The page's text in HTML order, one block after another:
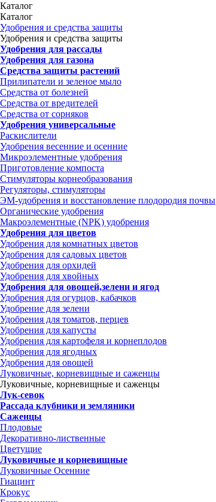
Каталог
Каталог
Удобрения и средства защиты
Удобрения и средства защиты
Удобрения для рассады
Удобрения для газона
Средства защиты растений
Прилипатели и зеленое мыло
Средства от болезней
Средства от вредителей
Средства от сорняков
Удобрения универсальные
Раскислители
Удобрения весенние и осенние
Микроэлементные удобрения
Приготовление компоста
Стимуляторы корнеобразования
Регуляторы, стимуляторы
ЭМ-удобрения и восстановление плодородия почвы
Органические удобрения
Макроэлементные (NPK) удобрения
Удобрения для цветов
Удобрения для комнатных цветов
Удобрения для садовых цветов
Удобрения для орхидей
Удобрения для хвойных
Удобрения для овощей,зелени и ягод
Удобрения для огурцов, кабачков
Удобрение для зелени
Удобрения для томатов, перцев
Удобрения для капусты
Удобрения для картофеля и корнеплодов
Удобрения для ягодных
Удобрения для овощей
Луковичные, корневищные и саженцы
Луковичные, корневищные и саженцы
Лук-севок
Рассада клубники и земляники
Саженцы
Плодовые
Декоративно-лиственные
Цветущие
Луковичные и корневищные
Луковичные Осенние
Гиацинт
Крокус